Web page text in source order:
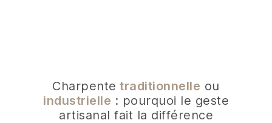
Charpente traditionnelle ou
industrielle : pourquoi le geste
artisanal fait la différence